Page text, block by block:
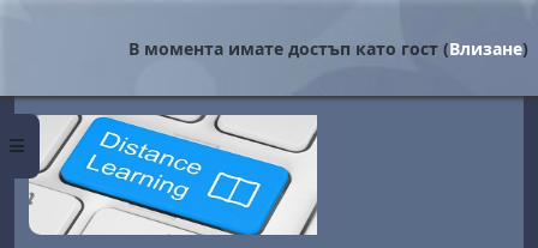
Страничен панел
В момента имате достъп като гост (Влизане)